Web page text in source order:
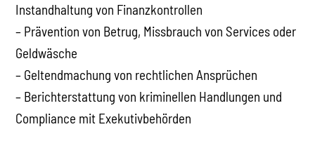
Instandhaltung von Finanzkontrollen
– Prävention von Betrug, Missbrauch von Services oder
Geldwäsche
– Geltendmachung von rechtlichen Ansprüchen
– Berichterstattung von kriminellen Handlungen und
Compliance mit Exekutivbehörden